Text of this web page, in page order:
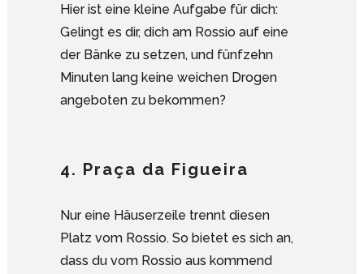
Hier ist eine kleine Aufgabe für dich:
Gelingt es dir, dich am Rossio auf eine
der Bänke zu setzen, und fünfzehn
Minuten lang keine weichen Drogen
angeboten zu bekommen?
4. Praça da Figueira
Nur eine Häuserzeile trennt diesen
Platz vom Rossio. So bietet es sich an,
dass du vom Rossio aus kommend